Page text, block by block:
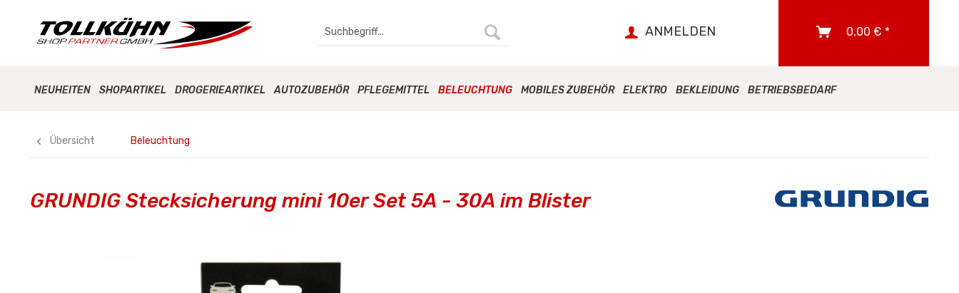
ANMELDEN 0,00 € *
NEUHEITEN SHOPARTIKEL DROGERIEARTIKEL AUTOZUBEHÖR PFLEGEMITTEL BELEUCHTUNG MOBILES ZUBEHÖR ELEKTRO BEKLEIDUNG BETRIEBSBEDARF
Übersicht Beleuchtung
GRUNDIG Stecksicherung mini 10er Set 5A - 30A im Blister